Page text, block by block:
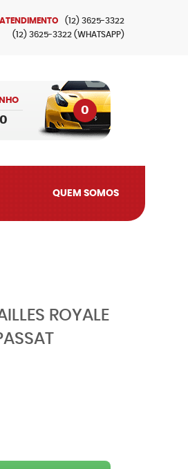
ATENDIMENTO (12) 3625-3322
(12) 3625-3322 (WHATSAPP)
0
QUEM SOMOS
ROYALE